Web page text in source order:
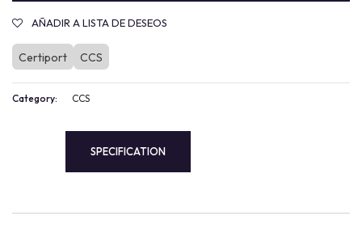
AÑADIR A LISTA DE DESEOS
Certiport CCS
Category: CCS
SPECIFICATION